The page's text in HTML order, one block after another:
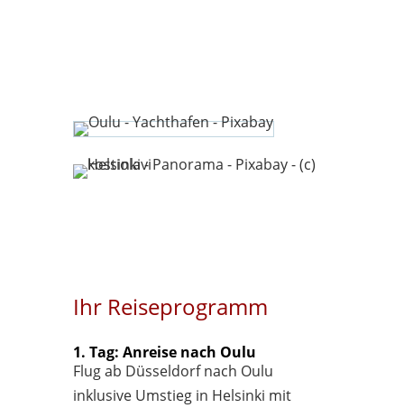
Ihr Reiseprogramm
1. Tag: Anreise nach Oulu
Flug ab Düsseldorf nach Oulu
inklusive Umstieg in Helsinki mit